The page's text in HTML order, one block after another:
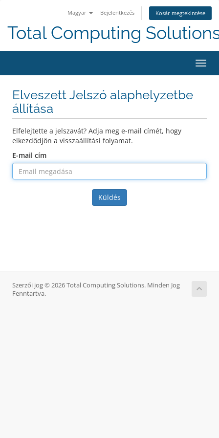
Magyar Bejelentkezés Kosár megtekintése
Total Computing
a
Elveszett Jelszó alaphelyzetbe
állítása
Elfelejtette a jelszavát? Adja meg e-mail címét, hogy
elkezdődjön a visszaállítási folyamat.
E-mail cím
Küldés
Szerzői jog © 2026 Total Computing Solutions. Minden Jog
Fenntartva.